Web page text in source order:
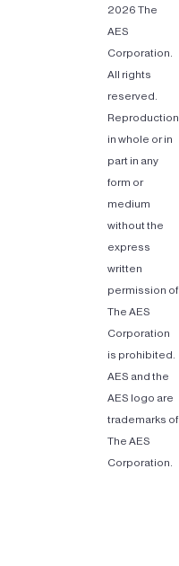
2026 The
AES
Corporation.
All rights
reserved.
Reproduction
in whole or in
part in any
form or
medium
without the
express
written
permission of
The AES
Corporation
is prohibited.
AES and the
AES logo are
trademarks of
The AES
Corporation.